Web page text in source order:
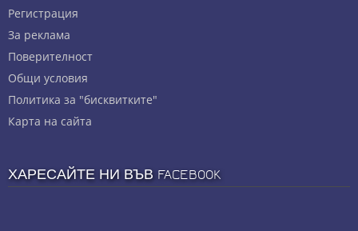
Регистрация
За реклама
Πoвepитeлнocт
Общи условия
Политика за "бисквитките"
Карта на сайта
ХАРЕСАЙТЕ НИ ВЪВ FACEBOOK